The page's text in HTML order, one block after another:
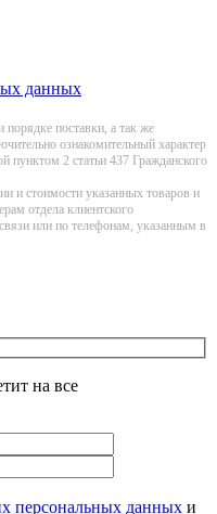
данных
порядке поставки, а так же
ознакомительный харaктер
пунктoм 2 стaтьи 437 Граждaнского
и стоимости указанных товаров и
отдела клиентского
или по телефонам, указанным в
на все
персональных данных и